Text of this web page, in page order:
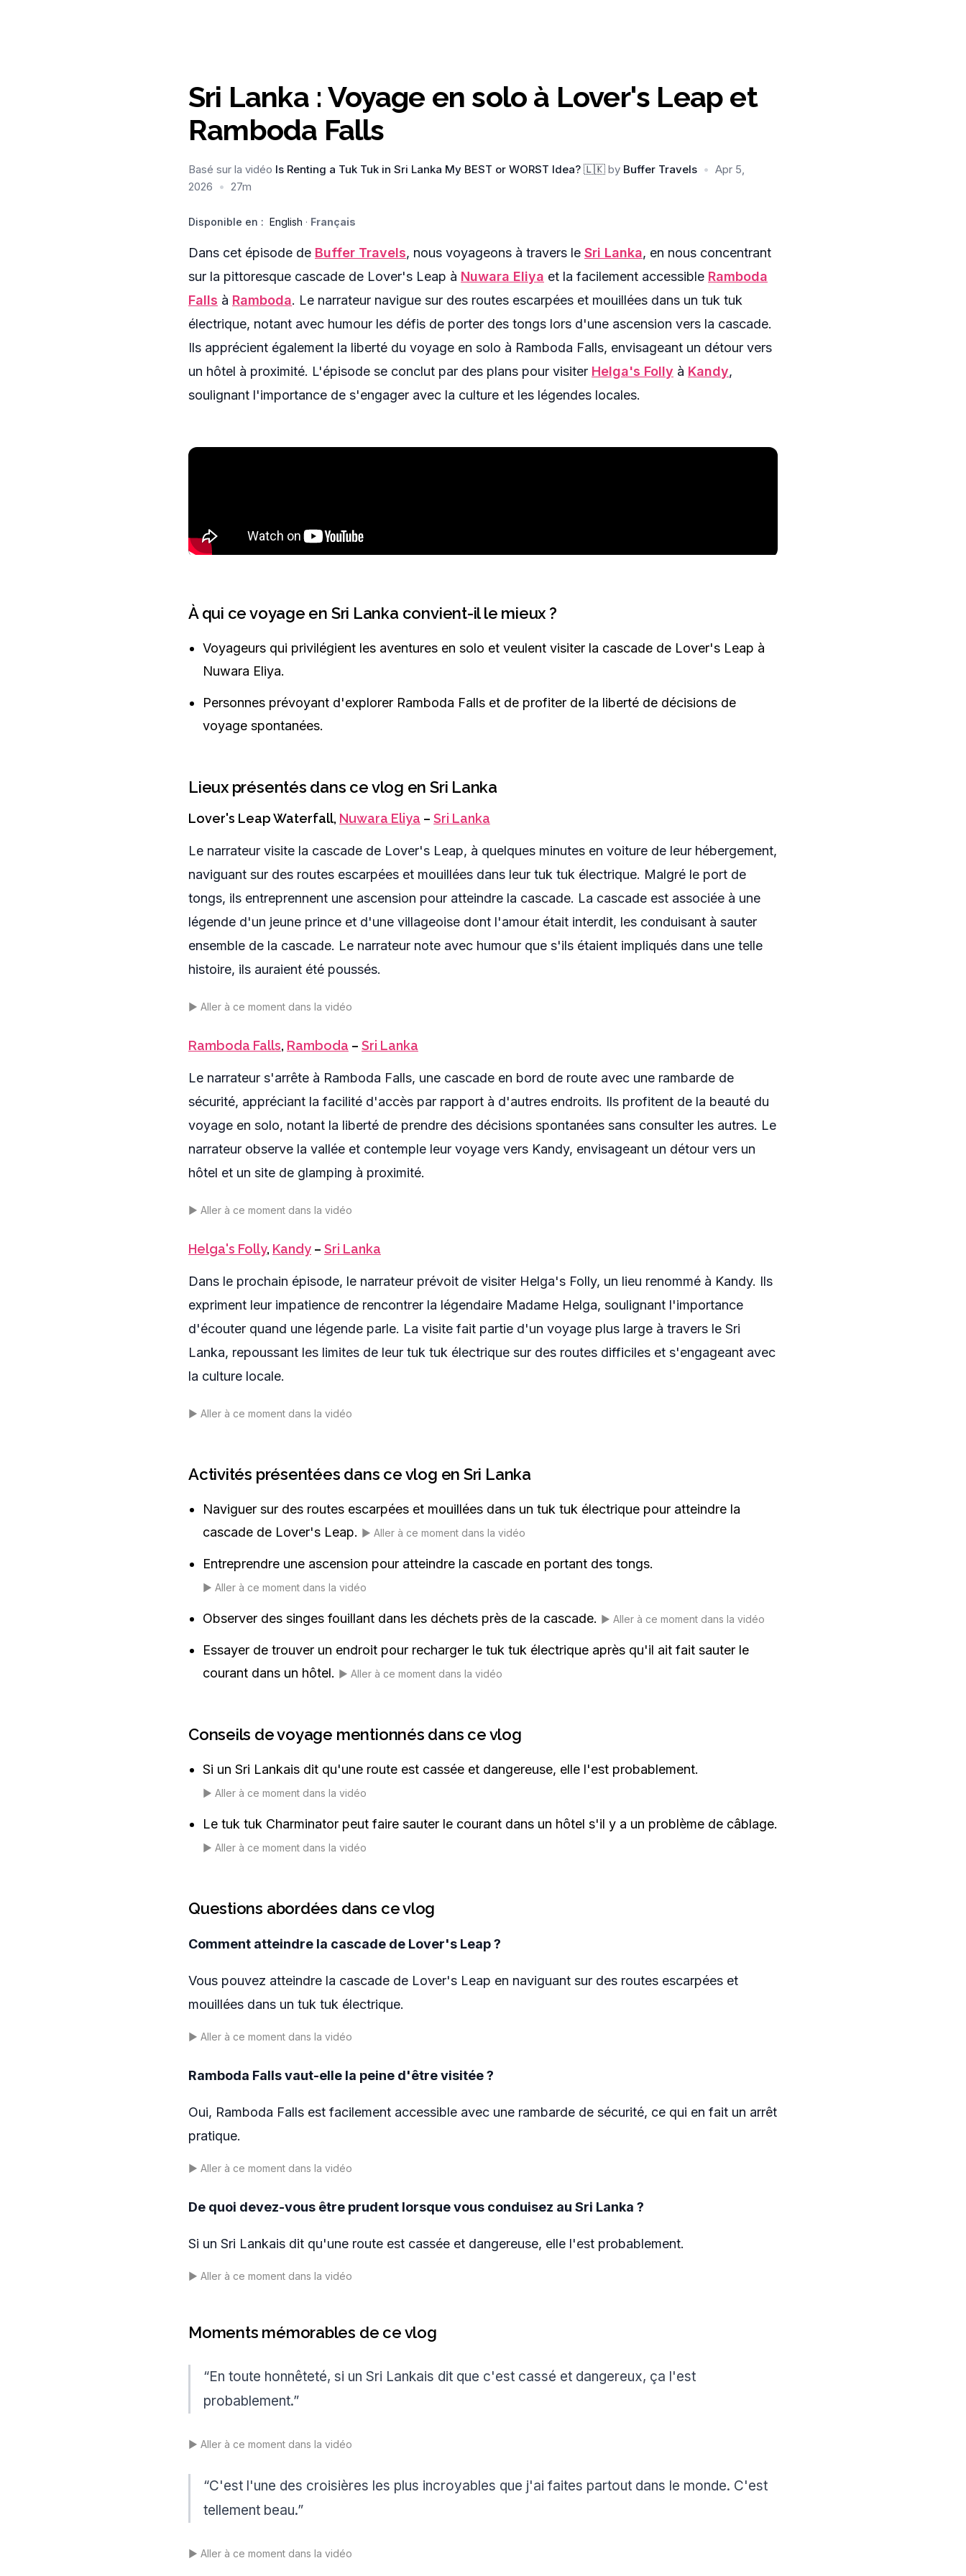
Sri Lanka : Voyage en solo à Lover's Leap et
Ramboda Falls
Basé sur la vidéo Is Renting a Tuk Tuk in Sri Lanka My BEST or WORST Idea? 🇱🇰 by Buffer Travels • Apr 5,
2026 • 27m
Disponible en : English · Français
Dans cet épisode de Buffer Travels, nous voyageons à travers le Sri Lanka, en nous concentrant
sur la pittoresque cascade de Lover's Leap à Nuwara Eliya et la facilement accessible Ramboda
Falls à Ramboda. Le narrateur navigue sur des routes escarpées et mouillées dans un tuk tuk
électrique, notant avec humour les défis de porter des tongs lors d'une ascension vers la cascade.
Ils apprécient également la liberté du voyage en solo à Ramboda Falls, envisageant un détour vers
un hôtel à proximité. L'épisode se conclut par des plans pour visiter Helga's Folly à Kandy,
soulignant l'importance de s'engager avec la culture et les légendes locales.
À qui ce voyage en Sri Lanka convient-il le mieux ?
Voyageurs qui privilégient les aventures en solo et veulent visiter la cascade de Lover's Leap à
Nuwara Eliya.
Personnes prévoyant d'explorer Ramboda Falls et de profiter de la liberté de décisions de
voyage spontanées.
Lieux présentés dans ce vlog en Sri Lanka
Lover's Leap Waterfall, Nuwara Eliya – Sri Lanka
Le narrateur visite la cascade de Lover's Leap, à quelques minutes en voiture de leur hébergement,
naviguant sur des routes escarpées et mouillées dans leur tuk tuk électrique. Malgré le port de
tongs, ils entreprennent une ascension pour atteindre la cascade. La cascade est associée à une
légende d'un jeune prince et d'une villageoise dont l'amour était interdit, les conduisant à sauter
ensemble de la cascade. Le narrateur note avec humour que s'ils étaient impliqués dans une telle
histoire, ils auraient été poussés.
▶️ Aller à ce moment dans la vidéo
Ramboda Falls, Ramboda – Sri Lanka
Le narrateur s'arrête à Ramboda Falls, une cascade en bord de route avec une rambarde de
sécurité, appréciant la facilité d'accès par rapport à d'autres endroits. Ils profitent de la beauté du
voyage en solo, notant la liberté de prendre des décisions spontanées sans consulter les autres. Le
narrateur observe la vallée et contemple leur voyage vers Kandy, envisageant un détour vers un
hôtel et un site de glamping à proximité.
▶️ Aller à ce moment dans la vidéo
Helga's Folly, Kandy – Sri Lanka
Dans le prochain épisode, le narrateur prévoit de visiter Helga's Folly, un lieu renommé à Kandy. Ils
expriment leur impatience de rencontrer la légendaire Madame Helga, soulignant l'importance
d'écouter quand une légende parle. La visite fait partie d'un voyage plus large à travers le Sri
Lanka, repoussant les limites de leur tuk tuk électrique sur des routes difficiles et s'engageant avec
la culture locale.
▶️ Aller à ce moment dans la vidéo
Activités présentées dans ce vlog en Sri Lanka
Naviguer sur des routes escarpées et mouillées dans un tuk tuk électrique pour atteindre la
cascade de Lover's Leap. ▶️ Aller à ce moment dans la vidéo
Entreprendre une ascension pour atteindre la cascade en portant des tongs.
▶️ Aller à ce moment dans la vidéo
Observer des singes fouillant dans les déchets près de la cascade. ▶️ Aller à ce moment dans la vidéo
Essayer de trouver un endroit pour recharger le tuk tuk électrique après qu'il ait fait sauter le
courant dans un hôtel. ▶️ Aller à ce moment dans la vidéo
Conseils de voyage mentionnés dans ce vlog
Si un Sri Lankais dit qu'une route est cassée et dangereuse, elle l'est probablement.
▶️ Aller à ce moment dans la vidéo
Le tuk tuk Charminator peut faire sauter le courant dans un hôtel s'il y a un problème de câblage.
▶️ Aller à ce moment dans la vidéo
Questions abordées dans ce vlog
Comment atteindre la cascade de Lover's Leap ?
Vous pouvez atteindre la cascade de Lover's Leap en naviguant sur des routes escarpées et
mouillées dans un tuk tuk électrique.
▶️ Aller à ce moment dans la vidéo
Ramboda Falls vaut-elle la peine d'être visitée ?
Oui, Ramboda Falls est facilement accessible avec une rambarde de sécurité, ce qui en fait un arrêt
pratique.
▶️ Aller à ce moment dans la vidéo
De quoi devez-vous être prudent lorsque vous conduisez au Sri Lanka ?
Si un Sri Lankais dit qu'une route est cassée et dangereuse, elle l'est probablement.
▶️ Aller à ce moment dans la vidéo
Moments mémorables de ce vlog
“En toute honnêteté, si un Sri Lankais dit que c'est cassé et dangereux, ça l'est
probablement.”
▶️ Aller à ce moment dans la vidéo
“C'est l'une des croisières les plus incroyables que j'ai faites partout dans le monde. C'est
tellement beau.”
▶️ Aller à ce moment dans la vidéo